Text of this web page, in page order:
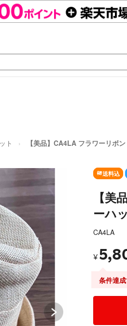
ト 【美品】CA4LA フラワーリボ
送料込
【美
ーハ
CA4LA
¥
条件達